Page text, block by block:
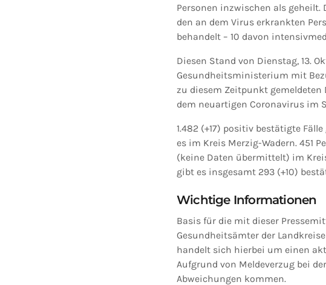
Personen inzwischen als
den an dem Virus erkrankten
behandelt – 10 davon
Diesen Stand von Dienstag, 13.
Gesundheitsministerium mit
zu diesem Zeitpunkt
dem neuartigen Coronavirus im
1.482 (+17) positiv bestätigte
es im Kreis Merzig-Wadern. 451
(keine Daten übermittelt) im
gibt es insgesamt 293 (+10)
Wichtige Informationen
Basis für die mit dieser
Gesundheitsämter der
handelt sich hierbei um einen
Aufgrund von Meldeverzug bei
Abweichungen kommen.